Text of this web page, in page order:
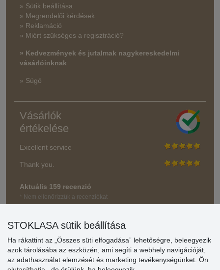
» Sütik beállítása
» Megrendelői kérdések
» Reklamáció
» Miért szükséges a regisztráció?
» Kedvezmények és jutalmak nagykereskedelmi
vásárlóinknak
» Súgó
Vásárlók
értékelése
Excellent service
Thank you.
Aktuális 159 recenzió
* Nem ellenőrizzük a recenziókat
STOKLASA sütik beállítása
Ha rákattint az „Összes süti elfogadása” lehetőségre, beleegyezik
azok tárolásába az eszközén, ami segíti a webhely navigációját,
az adathasználat elemzését és marketing tevékenységünket. Ön